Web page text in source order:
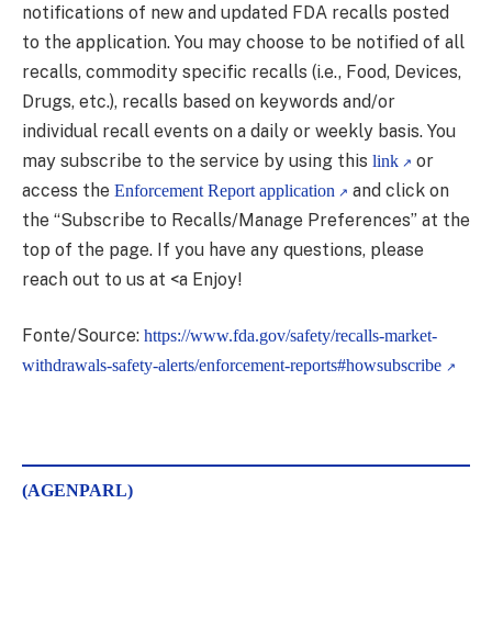
notifications of new and updated FDA recalls posted
to the application. You may choose to be notified of all
recalls, commodity specific recalls (i.e., Food, Devices,
Drugs, etc.), recalls based on keywords and/or
individual recall events on a daily or weekly basis. You
may subscribe to the service by using this link
or
access the Enforcement Report application
and click on
the “Subscribe to Recalls/Manage Preferences” at the
top of the page. If you have any questions, please
reach out to us at <a Enjoy!
Fonte/Source: https://www.fda.gov/safety/recalls-market-
withdrawals-safety-alerts/enforcement-reports#howsubscribe
(AGENPARL)